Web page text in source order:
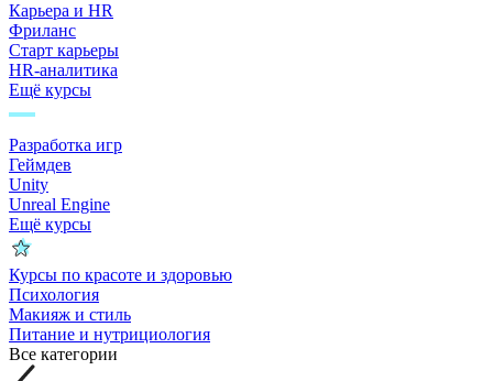
Карьера и HR
Фриланс
Старт карьеры
HR-аналитика
Ещё курсы
Разработка игр
Геймдев
Unity
Unreal Engine
Ещё курсы
Курсы по красоте и здоровью
Психология
Макияж и стиль
Питание и нутрициология
Все категории